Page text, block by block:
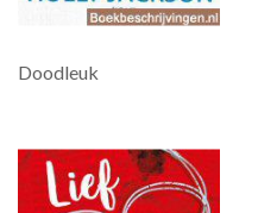
Doodleuk